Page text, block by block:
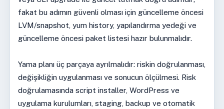
fakat bu adımın güvenli olması için güncelleme öncesi
LVM/snapshot, yum history, yapılandırma yedeği ve
güncelleme öncesi paket listesi hazır bulunmalıdır.
Yama planı üç parçaya ayrılmalıdır: riskin doğrulanması,
değişikliğin uygulanması ve sonucun ölçülmesi. Risk
doğrulamasında script installer, WordPress ve
uygulama kurulumları, staging, backup ve otomatik